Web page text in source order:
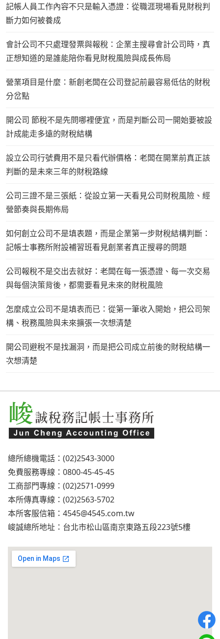
記帳人員工作內容不只是輸入憑證：從職涯現場看見財稅判
斷力如何被養成
會計公司不只處理發票與報稅：企業主搜尋會計公司時，真
正想知道的是誰能陪你看見財稅風險與成長佈局
營業項目是什麼：新創老闆在公司登記前最容易低估的財稅
分岔點
開公司 節稅不是先問哪裡便宜，而是判斷公司一開始要被設
計成能走多遠的財稅結構
設立公司行號費用不是只看代辦價格：老闆在開業前真正該
判斷的是未來三年的財稅路線
公司三證不是三張紙：從設立第一天看見公司財稅風險、經
營節奏與長期佈局
如何創立公司不是填表題，而是企業第一步財稅結構判斷：
記帳士事務所附設補習班看見創業者真正搜尋的問題
公司報稅不是交出去就好：老闆在每一張憑證、每一次交易
與每個決策背後，都需要看見未來的財稅風險
怎麼成立公司不是填表而已：從第一筆收入開始，把公司架
構、稅務風險與未來擴張一次想清楚
開公司避稅不是找漏洞，而是把公司成立前後的財稅結構一
次想清楚
總所總機電話：(02)2543-3000
免費服務專線：0800-45-45-45
工商部門專線：(02)2571-0999
本所傳真專線：(02)2563-5702
本所客服信箱： 4545@4545.com.tw
峻誠總所地址：台北市松山區南京東路五段223號5樓